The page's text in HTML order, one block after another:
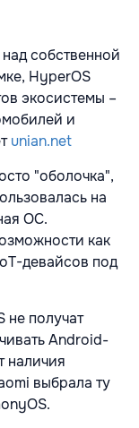
собственной
HyperOS
экосистемы –
и
unian.net
"оболочка",
на
ОС.
как
девайсов под
не получат
Android-
наличия
выбрала ту